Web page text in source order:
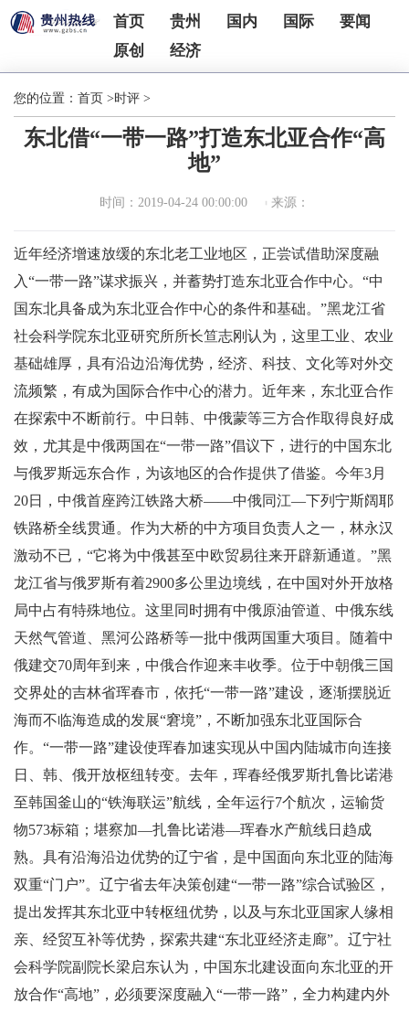
首页 贵州 国内 国际
要闻
原创
经济
您的位置： 首页 >时评 >
东北借“一带一路”打造东北亚合作“高
地”
时间：2019-04-24 00:00:00 来源：
近年经济增速放缓的东北老工业地区，正尝试借助深度融
入“一带一路”谋求振兴，并蓄势打造东北亚合作中心。“中
国东北具备成为东北亚合作中心的条件和基础。”黑龙江省
社会科学院东北亚研究所所长笪志刚认为，这里工业、农业
基础雄厚，具有沿边沿海优势，经济、科技、文化等对外交
流频繁，有成为国际合作中心的潜力。近年来，东北亚合作
在探索中不断前行。中日韩、中俄蒙等三方合作取得良好成
效，尤其是中俄两国在“一带一路”倡议下，进行的中国东北
与俄罗斯远东合作，为该地区的合作提供了借鉴。今年3月
20日，中俄首座跨江铁路大桥——中俄同江—下列宁斯阔耶
铁路桥全线贯通。作为大桥的中方项目负责人之一，林永汉
激动不已，“它将为中俄甚至中欧贸易往来开辟新通道。”黑
龙江省与俄罗斯有着2900多公里边境线，在中国对外开放格
局中占有特殊地位。这里同时拥有中俄原油管道、中俄东线
天然气管道、黑河公路桥等一批中俄两国重大项目。随着中
俄建交70周年到来，中俄合作迎来丰收季。位于中朝俄三国
交界处的吉林省珲春市，依托“一带一路”建设，逐渐摆脱近
海而不临海造成的发展“窘境”，不断加强东北亚国际合
作。“一带一路”建设使珲春加速实现从中国内陆城市向连接
日、韩、俄开放枢纽转变。去年，珲春经俄罗斯扎鲁比诺港
至韩国釜山的“铁海联运”航线，全年运行7个航次，运输货
物573标箱；堪察加—扎鲁比诺港—珲春水产航线日趋成
熟。具有沿海沿边优势的辽宁省，是中国面向东北亚的陆海
双重“门户”。辽宁省去年决策创建“一带一路”综合试验区，
提出发挥其东北亚中转枢纽优势，以及与东北亚国家人缘相
亲、经贸互补等优势，探索共建“东北亚经济走廊”。辽宁社
会科学院副院长梁启东认为，中国东北建设面向东北亚的开
放合作“高地”，必须要深度融入“一带一路”，全力构建内外